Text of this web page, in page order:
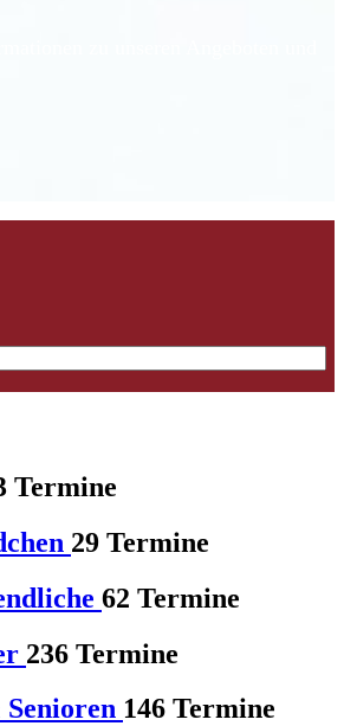
Termine
29 Termine
62 Termine
236 Termine
146 Termine